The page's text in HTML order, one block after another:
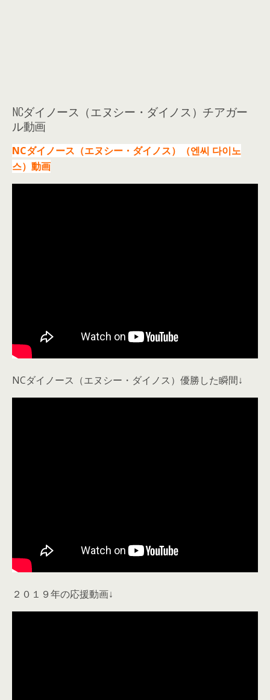
NCダイノース（エヌシー・ダイノス）チアガー
ル動画
NCダイノース（エヌシー・ダイノス）（엔씨 다이노
스）動画
NCダイノース（エヌシー・ダイノス）優勝した瞬間↓
２０１９年の応援動画↓